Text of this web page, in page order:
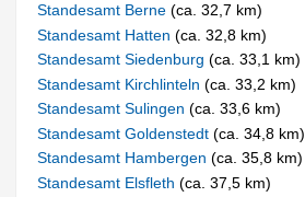
Standesamt Berne(ca. 32,7 km)
Standesamt Hatten(ca. 32,8 km)
Standesamt Siedenburg(ca. 33,1 km)
Standesamt Kirchlinteln(ca. 33,2 km)
Standesamt Sulingen(ca. 33,6 km)
Standesamt Goldenstedt(ca. 34,8 km)
Standesamt Hambergen(ca. 35,8 km)
Standesamt Elsfleth(ca. 37,5 km)